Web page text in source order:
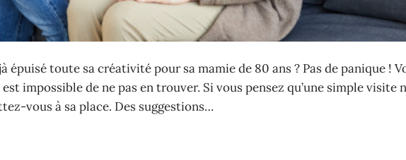
épuisé toute sa créativité pour sa mamie de 80 ans ? Pas de panique !
impossible de ne pas en trouver. Si vous pensez qu’une simple visite
vous à sa place. Des suggestions…